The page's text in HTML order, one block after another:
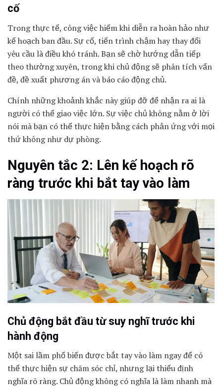
cố
Trong thực tế, công việc hiếm khi diễn ra hoàn hảo như
kế hoạch ban đầu. Sự cố, tiến trình chậm hay thay đổi
yêu cầu là điều khó tránh. Bạn sẽ chờ hướng dẫn tiếp
theo thường xuyên, trong khi chủ động sẽ phân tích vấn
đề, đề xuất phương án và báo cáo động chủ.
Chính những khoảnh khắc này giúp đỡ để nhận ra ai là
người có thể giao việc lớn. Sự việc chủ không nằm ở lời
nói mà bạn có thể thực hiện bằng cách phản ứng với mọi
thứ không như dự phòng.
Nguyên tắc 2: Lên kế hoạch rõ
ràng trước khi bắt tay vào làm
Chủ động bắt đầu từ suy nghĩ trước khi
hành động
Một sai lầm phổ biến được bắt tay vào làm ngay để có
thể thực hiện sự chăm sóc chỉ, nhưng lại thiếu định
nghĩa rõ ràng. Chủ động không có nghĩa là làm nhanh mà